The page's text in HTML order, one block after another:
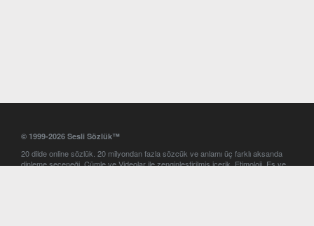
© 1999-2026 Sesli Sözlük™
20 dilde online sözlük. 20 milyondan fazla sözcük ve anlamı üç farklı aksanda
dinleme seçeneği. Cümle ve Videolar ile zenginleştirilmiş içerik. Etimoloji, Eş ve